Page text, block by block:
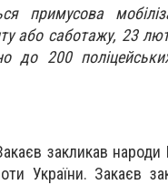
примусова
або саботажу, 23
до 200
закликав народи
України. Закаєв